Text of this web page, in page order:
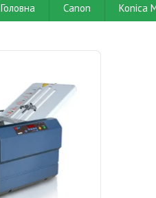
Головна Canon Konica